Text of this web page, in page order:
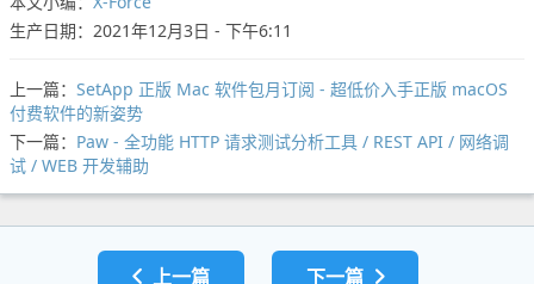
生产日期：2021年12月3日 - 下午6:11
上一篇： SetApp 正版 Mac 软件包月订阅 - 超低价入手正版 macOS
付费软件的新姿势
下一篇： Paw - 全功能 HTTP 请求测试分析工具 / REST API / 网络调
试 / WEB 开发辅助
上一篇 下一篇